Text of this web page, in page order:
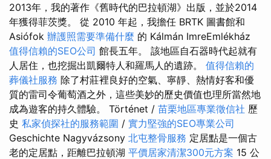
2013年，我的著作《舊時代的巴拉頓湖》出版，並於2014
年獲得菲茨獎。 從 2010 年起，我擔任 BRTK 圖書館和
Asiófok 辦護照需要準備什麼 的 Kálmán ImreEmlékház
值得信賴的SEO公司 館長五年。 該地區自石器時代起就有
人居住，也挖掘出凱爾特人和羅馬人的遺跡。 值得信賴的
葬儀社服務 除了村莊裡良好的空氣、寧靜、熱情好客和優
質的雷司令葡萄酒之外，這些美妙的歷史價值也理所當然地
成為遊客的持久體驗。 Történet / 苗栗地區專業徵信社 歷
史 私家偵探社的服務範圍 / 實力堅強的SEO專業公司
Geschichte Nagyvázsony 北屯整骨服務 定居點是一個古
老的定居點，距離巴拉頓湖 平價居家清潔300元方案 15 公